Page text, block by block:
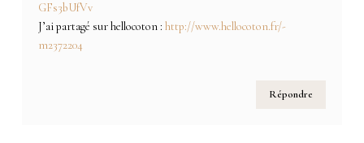
GFs3bUfVv
J’ai partagé sur hellocoton :http://www.hellocoton.fr/-
m2372204
Répondre